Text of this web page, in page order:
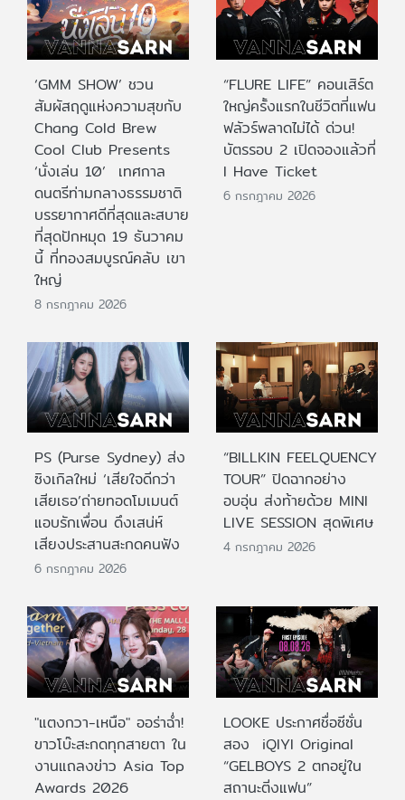
‘GMM SHOW’ ชวน
สัมผัสฤดูแห่งความสุขกับ
Chang Cold Brew
Cool Club Presents
‘นั่งเล่น 10’ เทศกาล
ดนตรีท่ามกลางธรรมชาติ
บรรยากาศดีที่สุดและสบาย
ที่สุดปักหมุด 19 ธันวาคม
นี้ ที่ทองสมบูรณ์คลับ เขา
ใหญ่
8 กรกฎาคม 2026
“FLURE LIFE” คอนเสิร์ต
ใหญ่ครั้งแรกในชีวิตที่แฟน
ฟลัวร์พลาดไม่ได้ ด่วน!
บัตรรอบ 2 เปิดจองแล้วที่
I Have Ticket
6 กรกฎาคม 2026
PS (Purse Sydney) ส่ง
ซิงเกิลใหม่ ‘เสียใจดีกว่า
เสียเธอ’ถ่ายทอดโมเมนต์
แอบรักเพื่อน ดึงเสน่ห์
เสียงประสานสะกดคนฟัง
6 กรกฎาคม 2026
“BILLKIN FEELQUENCY
TOUR” ปิดฉากอย่าง
อบอุ่น ส่งท้ายด้วย MINI
LIVE SESSION สุดพิเศษ
4 กรกฎาคม 2026
"แตงกวา-เหนือ" ออร่าฉ่ำ!
ขาวโบ๊ะสะกดทุกสายตา ใน
งานแถลงข่าว Asia Top
Awards 2026
LOOKE ประกาศชื่อซีซั่น
สอง iQIYI Original
“GELBOYS 2 ตกอยู่ใน
สถานะติ่งแฟน”